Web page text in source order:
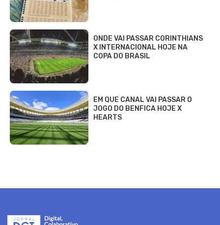
ONDE VAI PASSAR CORINTHIANS
X INTERNACIONAL HOJE NA
COPA DO BRASIL
EM QUE CANAL VAI PASSAR O
JOGO DO BENFICA HOJE X
HEARTS